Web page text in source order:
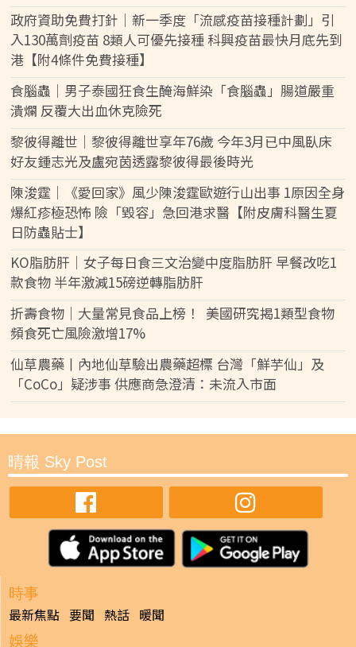
政府資助免費打針｜新一季度「流感疫苗接種計劃」引
入130萬劑疫苗 8類人可優先接種 科興疫苗最快月底先到
港【附4條件免費接種】
食腦蟲｜男子泰國狂食生醃海鮮染「食腦蟲」腸道嚴重
潰爛 反覆大出血休克險死
黎彼得離世｜黎彼得離世享年76歲 今年3月已中風臥床
好友鍾志光及盧宛茵透露黎彼得最後時光
陳浚霆｜《愛回家》風少陳浚霆歐遊行山出事 1原因全身
爆紅疹極恐怖 險「毀容」急回港求醫【附皮膚科醫生夏
日防蟲貼士】
KO脂肪肝｜女子每日食三文治變中度脂肪肝 早餐改吃1
款食物 半年激減15磅逆轉脂肪肝
折壽食物｜大量常見食品上榜！ 美國研究揭1類型食物
頻食死亡風險激增17%
仙草農藥丨內地仙草驗出農藥超標 台灣「鮮芋仙」及
「CoCo」疑涉事 供應商急澄清：未流入市面
晴報 Sky Post
時事
最新焦點 要聞 熱話 暖聞
娛樂